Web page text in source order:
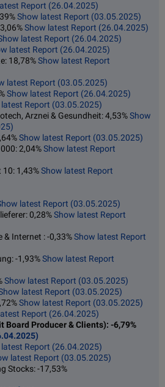
Report (26.04.2025)
Show latest Report (03.05.2025)
Show latest Report (26.04.2025)
latest Report (26.04.2025)
latest Report (26.04.2025)
18,78%Show latest Report
latest Report (03.05.2025)
Show latest Report (26.04.2025)
Report (03.05.2025)
Arznei & Gesundheit: 4,53%Show
Show latest Report (03.05.2025)
2,04%Show latest Report
10: 1,43%Show latest Report
latest Report (03.05.2025)
0,28%Show latest Report
Internet : -0,33%Show latest Report
-1,93%Show latest Report
Show latest Report (03.05.2025)
latest Report (03.05.2025)
Show latest Report (03.05.2025)
Report (26.04.2025)
Board Producer & Clients): -6,79%
Report (26.04.2025)
latest Report (03.05.2025)
Stocks: -17,53%